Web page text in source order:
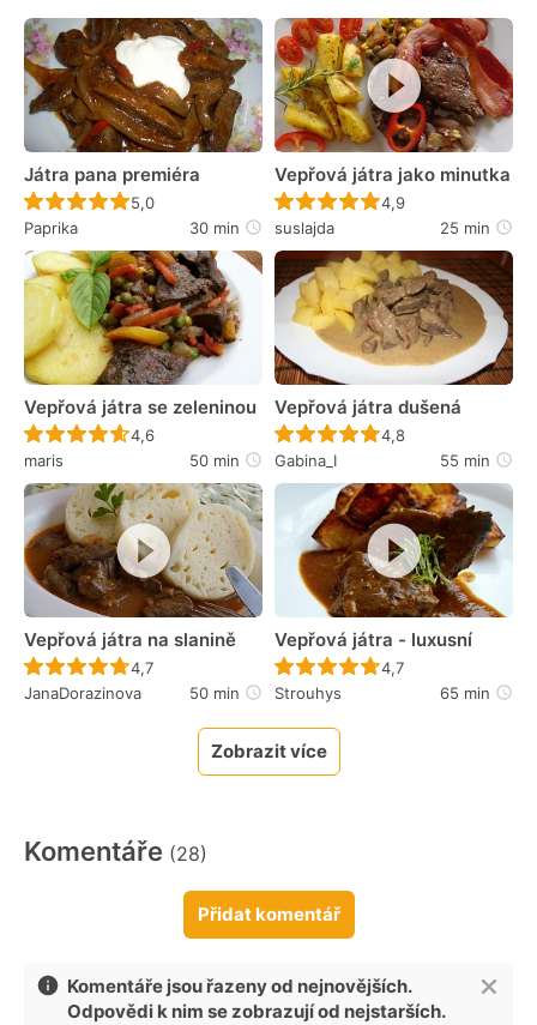
Játra pana premiéra
Recept ještě nebyl hodnocen
5,0
Paprika
30 min
Vepřová játra jako minutka
Recept ještě nebyl
4,9
suslajda
25 min
Vepřová játra se zeleninou
Recept ještě nebyl hodnocen
4,6
maris
50 min
Vepřová játra dušená
Recept ještě nebyl
4,8
Gabina_I
55 min
Vepřová játra na slanině
Recept ještě nebyl hodnocen
4,7
JanaDorazinova
50 min
Vepřová játra - luxusní
Recept ještě nebyl
4,7
Strouhys
65 min
Zobrazit více
Komentáře (28)
Přidat komentář
Komentáře jsou řazeny od nejnovějších.
Odpovědi k nim se zobrazují od nejstarších.